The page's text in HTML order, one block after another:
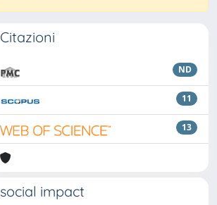
Citazioni
ND
11
13
social impact